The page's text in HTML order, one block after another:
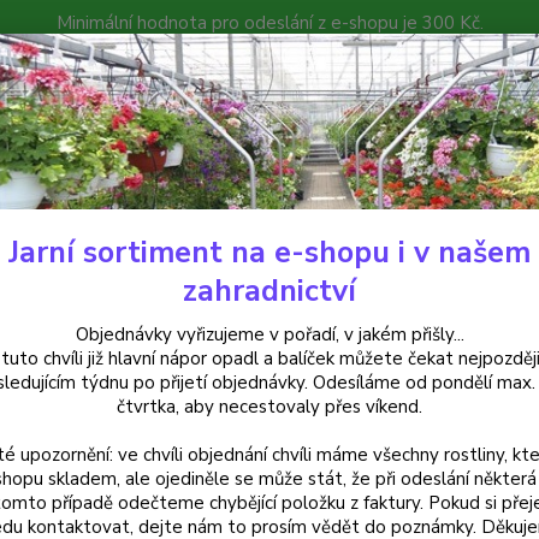
Minimální hodnota pro odeslání z e-shopu je 300 Kč.
můžete čekat nejpozději v následujícím týdnu po přijetí
Poradna Kontakty
Hledat
Trvalky Vlčí bob (Lupinus Polyphyllus)- modrá - 3011M
bob (Lupinus Polyphyllus)-
klasy
Jarní sortiment na e-shopu i v našem
zahradnictví
Objednávky vyřizujeme v pořadí, v jakém přišly...
chvíli již hlavní nápor opadl a balíček můžete čekat
týdnu po přijetí objednávky. Odesíláme od pondělí
čtvrtka, aby necestovaly přes víkend.
upozornění: ve chvíli objednání chvíli máme všechny rostliny,
skladem, ale ojediněle se může stát, že při odeslání některá
případě odečteme chybějící položku z faktury. Pokud si
kontaktovat, dejte nám to prosím vědět do poznámky.